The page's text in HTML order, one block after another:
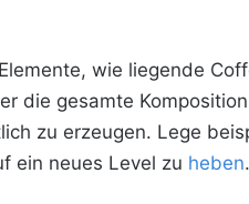
wie liegende
die gesamte
zu erzeugen. Lege
ein neues Level zu heben.